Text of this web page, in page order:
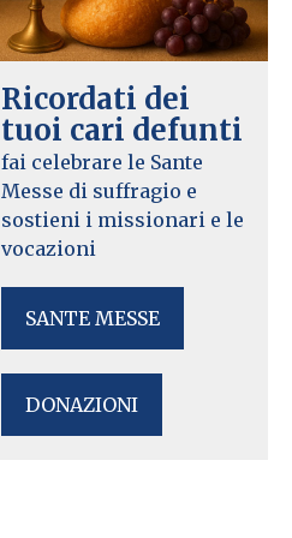
Ricordati dei
tuoi cari defunti
fai celebrare le Sante
Messe di suffragio e
sostieni i missionari e le
vocazioni
SANTE MESSE
DONAZIONI